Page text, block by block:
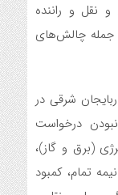
نقل و راننده
جمله چالش‌های
شرقی در
درخواست
(برق و گاز)،
تمام، کمبود